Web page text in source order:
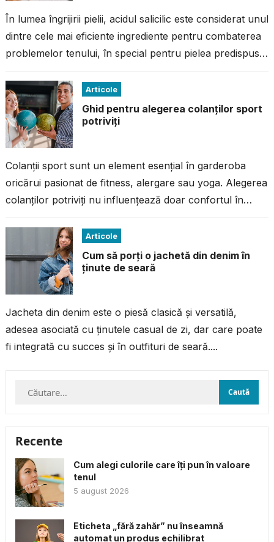
În lumea îngrijirii pielii, acidul salicilic este considerat unul
dintre cele mai eficiente ingrediente pentru combaterea
problemelor tenului, în special pentru pielea predispusă
Articole
Ghid pentru alegerea colanților sport
potriviți
Colanții sport sunt un element esențial în garderoba
oricărui pasionat de fitness, alergare sau yoga. Alegerea
colanților potriviți nu influențează doar confortul în
Articole
Cum să porți o jachetă din denim în
ținute de seară
Jacheta din denim este o piesă clasică și versatilă,
adesea asociată cu ținutele casual de zi, dar care poate
fi integrată cu succes și în outfituri de seară....
Caută
Recente
Cum alegi culorile care îți pun în valoare
tenul
5 august 2026
Eticheta „fără zahăr” nu înseamnă
automat un produs echilibrat